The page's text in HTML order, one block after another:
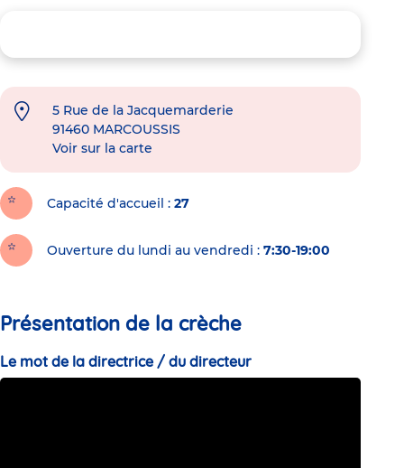
5 Rue de la Jacquemarderie
91460 MARCOUSSIS
Voir sur la carte
Capacité d'accueil 27
Ouverture du lundi au vendredi : 7:30-19:00
Présentation de la crèche
Le mot de la directrice / du directeur